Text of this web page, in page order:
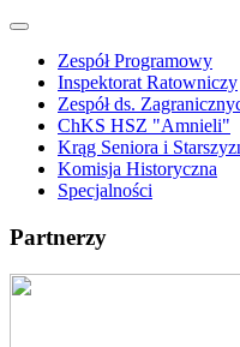
Zespół Programowy
Inspektorat Ratowniczy
Zespół ds.
ChKS HSZ "Amnieli"
Krąg Seniora i
Komisja Historyczna
Specjalności
Partnerzy